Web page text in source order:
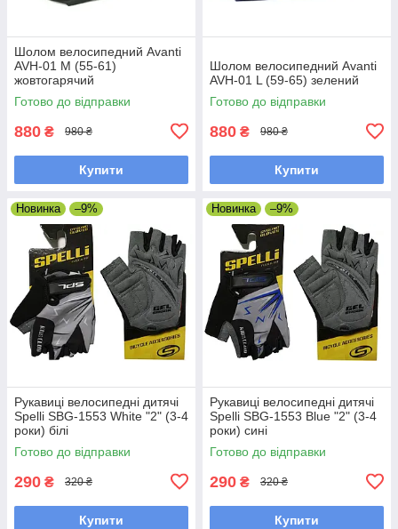
Шолом велосипедний Avanti
AVH-01 M (55-61)
жовтогарячий
Готово до відправки
880 ₴ 980 ₴
Купити
Шолом велосипедний Avanti
AVH-01 L (59-65) зелений
Готово до відправки
880 ₴ 980 ₴
Купити
Новинка –9%
Рукавиці велосипедні дитячі
Spelli SBG-1553 White "2" (3-4
роки) білі
Готово до відправки
290 ₴ 320 ₴
Купити
Новинка –9%
Рукавиці велосипедні дитячі
Spelli SBG-1553 Blue "2" (3-4
роки) сині
Готово до відправки
290 ₴ 320 ₴
Купити